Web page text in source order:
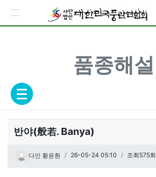
품종해설
반야(般若. Banya)
페이지 정보
다인 황윤환 작성일
26-05-24 05:10 조회575회